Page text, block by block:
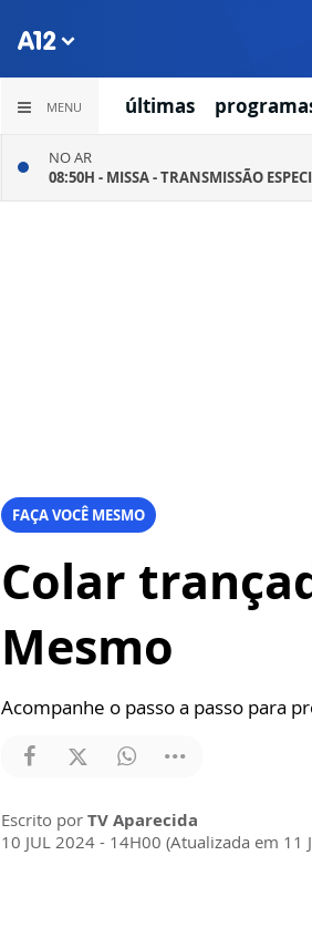
MENU últimas
NO AR
08:50H - MISSA - TRANSMISSÃO
FAÇA VOCÊ MESMO
Colar
Mesmo
Acompanhe o passo a passo para
Escrito por TV Aparecida
10 JUL 2024 - 14H00 (Atualizada em 11